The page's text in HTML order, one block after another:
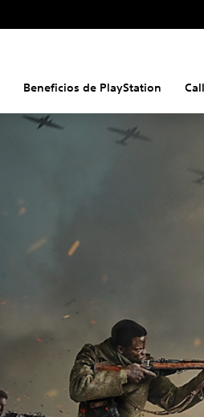
Beneficios de PlayStation